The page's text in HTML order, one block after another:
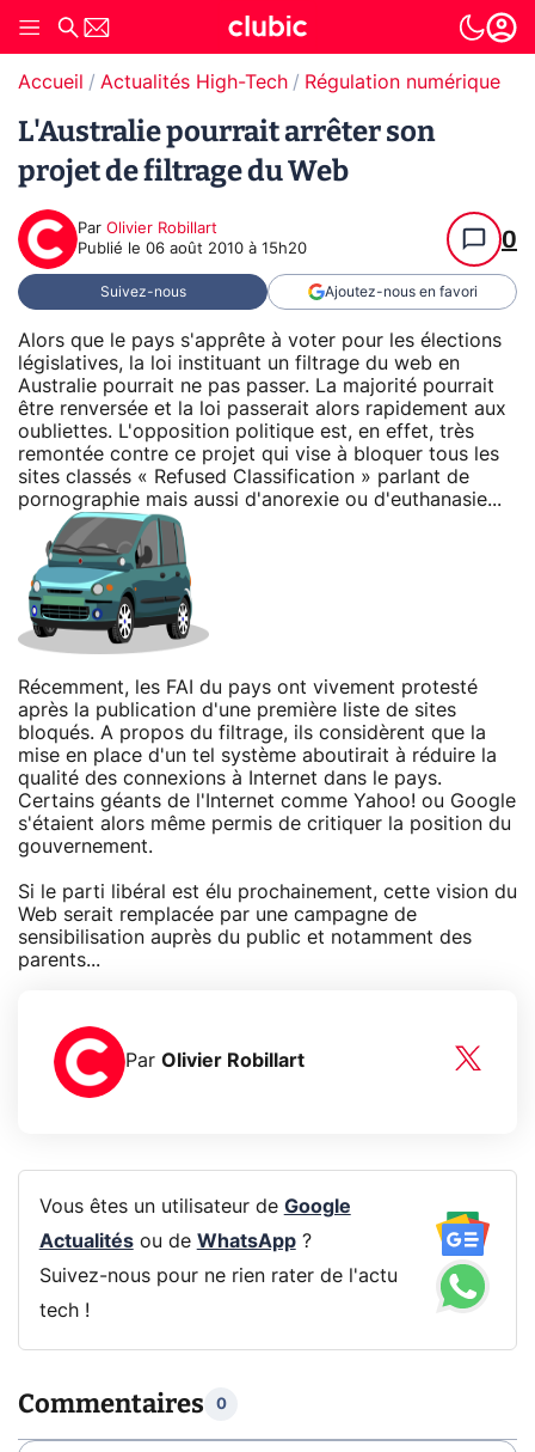
Accueil Actualités High-Tech Régulation numérique
L'Australie pourrait arrêter son
projet de filtrage du Web
Par Olivier Robillart
Publié le 06 août 2010 à 15h20 0
Suivez-nous Ajoutez-nous en favori
Alors que le pays s'apprête à voter pour les élections
législatives, la loi instituant un filtrage du web en
Australie pourrait ne pas passer. La majorité pourrait
être renversée et la loi passerait alors rapidement aux
oubliettes. L'opposition politique est, en effet, très
remontée contre ce projet qui vise à bloquer tous les
sites classés « Refused Classification » parlant de
pornographie mais aussi d'anorexie ou d'euthanasie...
Récemment, les FAI du pays ont vivement protesté
après la publication d'une première liste de sites
bloqués. A propos du filtrage, ils considèrent que la
mise en place d'un tel système aboutirait à réduire la
qualité des connexions à Internet dans le pays.
Certains géants de l'Internet comme Yahoo! ou Google
s'étaient alors même permis de critiquer la position du
gouvernement.
Si le parti libéral est élu prochainement, cette vision du
Web serait remplacée par une campagne de
sensibilisation auprès du public et notamment des
parents...
Par Olivier Robillart
Vous êtes un utilisateur de Google
Actualitésou de WhatsApp?
Suivez-nous pour ne rien rater de l'actu
tech !
Commentaires 0